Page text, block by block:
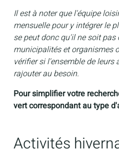
Il est à noter que l'équipe
mensuelle pour y intégrer le
se peut donc qu'il ne soit pas
municipalités et organismes
vérifier si l'ensemble de leurs
rajouter au besoin.
Pour simplifier votre
vert correspondant au type
Activités